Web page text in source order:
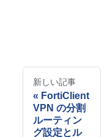
新しい記事
FortiClient
VPN の分割
ルーティン
グ設定とル